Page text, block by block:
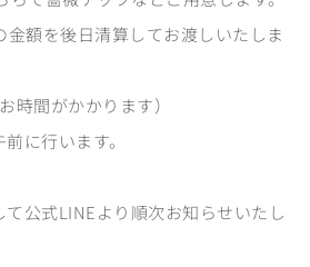
額を後日清算してお渡しいたしま
時間がかかります）
に行います。
公式LINEより順次お知らせいたし